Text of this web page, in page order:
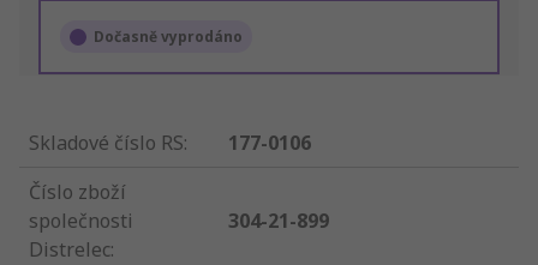
Dočasně vyprodáno
Skladové číslo RS:
177-0106
Číslo zboží
společnosti
Distrelec:
304-21-899